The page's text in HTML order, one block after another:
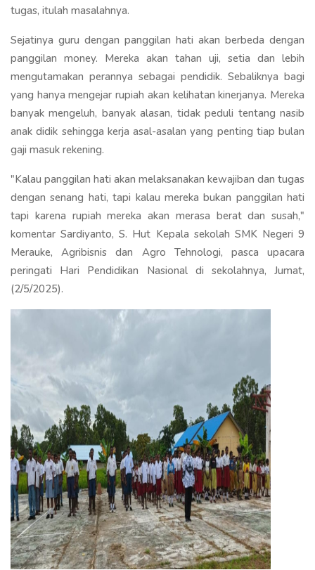
tugas, itulah masalahnya.
Sejatinya guru dengan panggilan hati akan berbeda dengan
panggilan money. Mereka akan tahan uji, setia dan lebih
mengutamakan perannya sebagai pendidik. Sebaliknya bagi
yang hanya mengejar rupiah akan kelihatan kinerjanya. Mereka
banyak mengeluh, banyak alasan, tidak peduli tentang nasib
anak didik sehingga kerja asal-asalan yang penting tiap bulan
gaji masuk rekening.
"Kalau panggilan hati akan melaksanakan kewajiban dan tugas
dengan senang hati, tapi kalau mereka bukan panggilan hati
tapi karena rupiah mereka akan merasa berat dan susah,"
komentar Sardiyanto, S. Hut Kepala sekolah SMK Negeri 9
Merauke, Agribisnis dan Agro Tehnologi, pasca upacara
peringati Hari Pendidikan Nasional di sekolahnya, Jumat,
(2/5/2025).